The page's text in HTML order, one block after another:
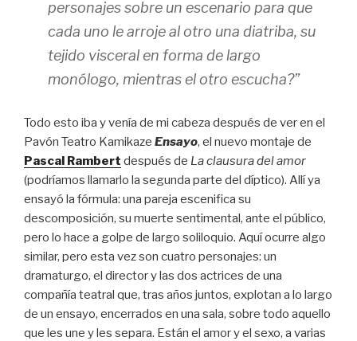
personajes sobre un escenario para que
cada uno le arroje al otro una diatriba, su
tejido visceral en forma de largo
monólogo, mientras el otro escucha?”
Todo esto iba y venía de mi cabeza después de ver en el
Pavón Teatro Kamikaze Ensayo, el nuevo montaje de
Pascal Rambert después de La clausura del amor
(podríamos llamarlo la segunda parte del díptico). Allí ya
ensayó la fórmula: una pareja escenifica su
descomposición, su muerte sentimental, ante el público,
pero lo hace a golpe de largo soliloquio. Aquí ocurre algo
similar, pero esta vez son cuatro personajes: un
dramaturgo, el director y las dos actrices de una
compañía teatral que, tras años juntos, explotan a lo largo
de un ensayo, encerrados en una sala, sobre todo aquello
que les une y les separa. Están el amor y el sexo, a varias